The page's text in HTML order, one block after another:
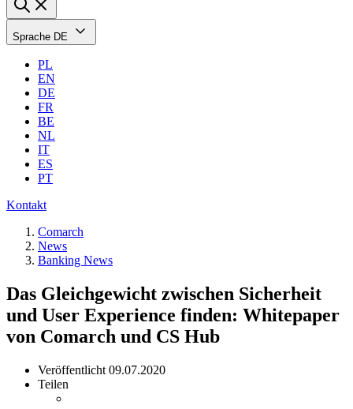
Sprache DE
PL
EN
DE
FR
BE
NL
IT
ES
PT
Kontakt
Comarch
News
Banking News
Das Gleichgewicht zwischen Sicherheit
und User Experience finden: Whitepaper
von Comarch und CS Hub
Veröffentlicht 09.07.2020
Teilen